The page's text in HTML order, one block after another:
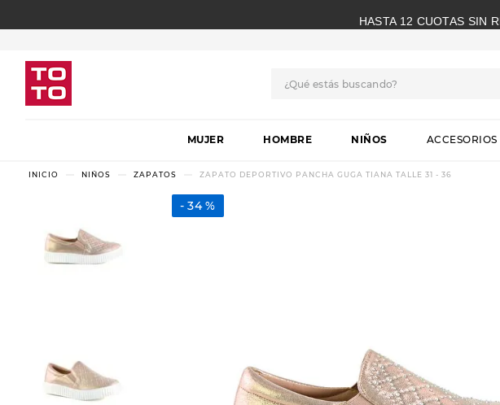
HASTA 12 CUOTAS SIN
MUJER HOMBRE NIÑOS ACCESORIOS
NIÑOS ZAPATOS ZAPATO DEPORTIVO PANCHA GUGA TIANA TALLE 31 - 36
34 %
1.
botas
2 .
skechers
3.
slip-ins
botas dama